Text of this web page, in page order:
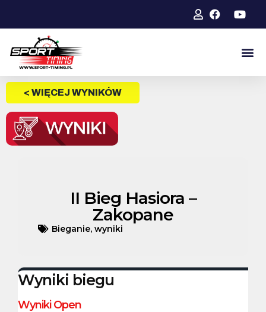
< WIĘCEJ WYNIKÓW
II Bieg Hasiora –
Zakopane
Bieganie, wyniki
Wyniki biegu
Wyniki Open